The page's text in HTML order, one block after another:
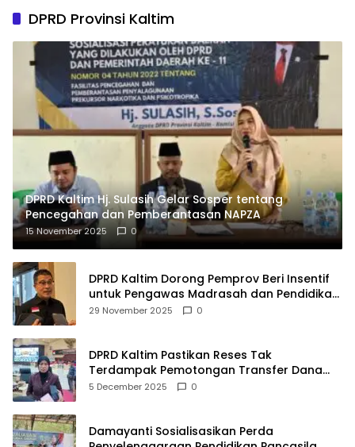
DPRD Provinsi Kaltim
DPRD Kaltim Hj. Sulasih Gelar Sosper tentang
Pencegahan dan Pemberantasan NAPZA
15 November 2025 0
DPRD Kaltim Dorong Pemprov Beri Insentif
untuk Pengawas Madrasah dan Pendidikan
Agama
29 November 2025 0
DPRD Kaltim Pastikan Reses Tak
Terdampak Pemotongan Transfer Dana
Pusat
5 December 2025 0
Damayanti Sosialisasikan Perda